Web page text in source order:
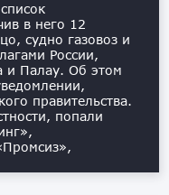
в него 12
судно газовоз и
России,
и Палау. Об этом
правительства.
попали